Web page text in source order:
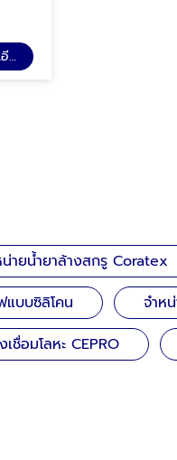
ดูรายละเอียด
ายน้ำยาล้างสกรู Coratex
แบบซิลิโคน
จำห
ชื่อมโลหะ CEPRO